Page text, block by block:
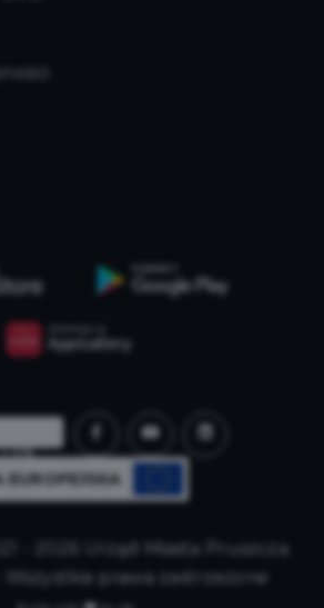
EUROPEJSKA
- 2026 Urząd Miasta Pruszcza
Wszystkie prawa zastrzeżone